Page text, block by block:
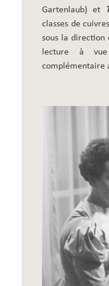
Gartenlaub) et
classes de
sous la direction
lecture à
complémentaire